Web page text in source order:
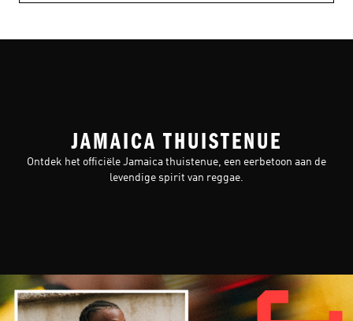
JAMAICA THUISTENUE
Ontdek het officiële Jamaica thuistenue, een eerbetoon aan de
levendige spirit van reggae.